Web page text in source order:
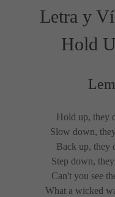
Letra y
Hold
Hold up, they
Slow down,
Back up, they
Step down,
Can't you see
What a wicked